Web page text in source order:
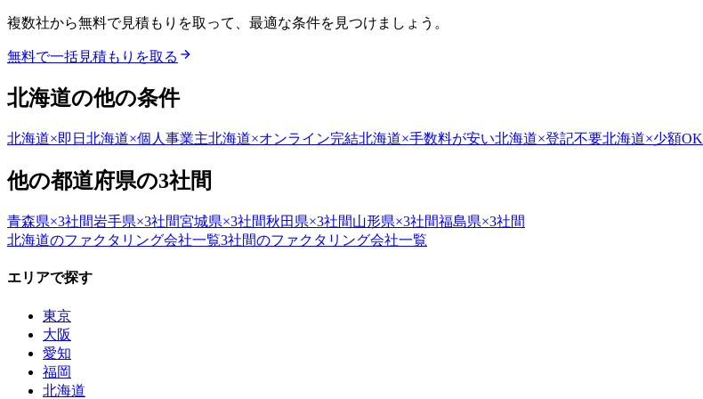
複数社から無料で見積もりを取って、最適な条件を見つけましょう。
無料で一括見積もりを取る
北海道の他の条件
北海道×即日 北海道×個人事業主北海道×オンライン完結北海道×手数料が安い北海道×登記不要北海道×少額OK
他の都道府県の3社間
青森県×3社間岩手県×3社間宮城県×3社間秋田県×3社間山形県×3社間福島県×3社間
北海道のファクタリング会社一覧3社間のファクタリング会社一覧
エリアで探す
東京
大阪
愛知
福岡
北海道